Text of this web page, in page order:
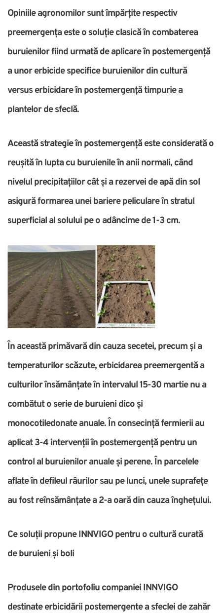
Opiniile agronomilor sunt împărțite respectiv
preemergența este o soluție clasică în combaterea
buruienilor fiind urmată de aplicare în postemergență
a unor erbicide specifice buruienilor din cultură
versus erbicidare în postemergență timpurie a
plantelor de sfeclă.
Această strategie în postemergență este considerată o
reușită în lupta cu buruienile în anii normali, când
nivelul precipitațiilor cât și a rezervei de apă din sol
asigură formarea unei bariere peliculare în stratul
superficial al solului pe o adâncime de 1-3 cm.
În această primăvară din cauza secetei, precum și a
temperaturilor scăzute, erbicidarea preemergentă a
culturilor însămânțate în intervalul 15-30 martie nu a
combătut o serie de buruieni dico și
monocotiledonate anuale. În consecință fermierii au
aplicat 3-4 intervenții în postemergență pentru un
control al buruienilor anuale și perene. În parcelele
aflate în defileul râurilor sau pe lunci, unele suprafețe
au fost reînsămânțate a 2-a oară din cauza înghețului.
Ce soluții propune INNVIGO pentru o cultură curată
de buruieni și boli
Produsele din portofoliu companiei INNVIGO
destinate erbicidării postemergente a sfeclei de zahăr